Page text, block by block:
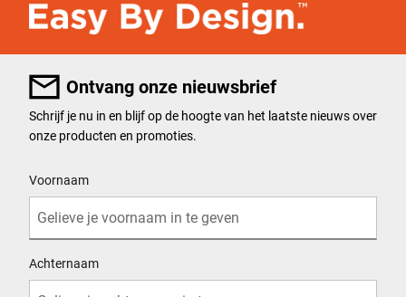
Ontvang onze nieuwsbrief
Schrijf je nu in en blijf op de hoogte van het laatste nieuws over
onze producten en promoties.
Voornaam
Achternaam